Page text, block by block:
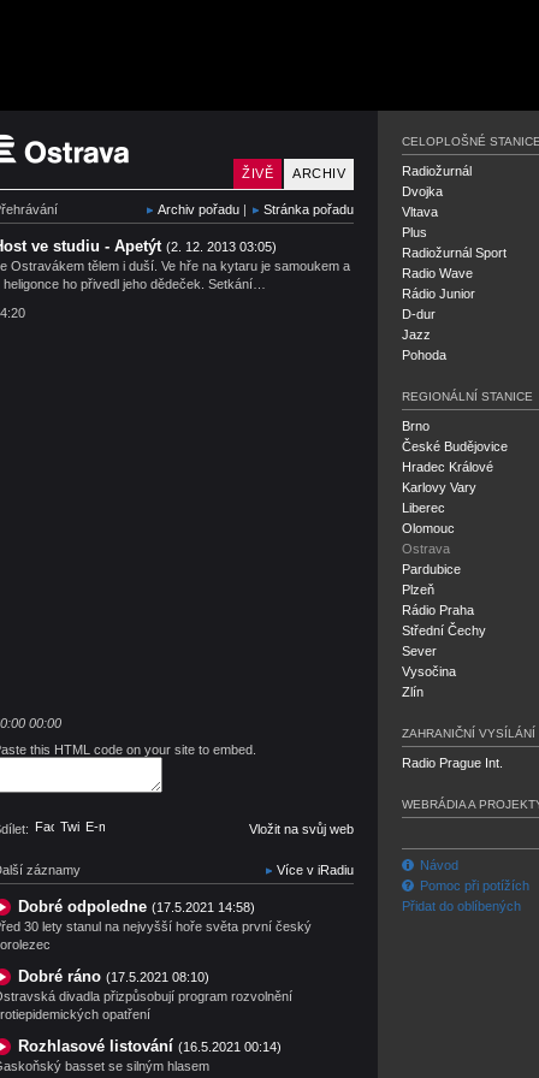
Český rozhlas Ostrava
ARCHIV
ŽIVĚ
Archiv pořadu | Stránka pořadu
ve studiu - Apetýt (2. 12. 2013 03:05)
Ostravákem tělem i duší. Ve hře na kytaru je samoukem a
heligonce ho přivedl jeho dědeček. Setkání…
00:00
this HTML code on your site to embed.
Facebook
TwitterE-mail Vložit na svůj web
záznamy Více v iRadiu
Dobré odpoledne (17.5.2021 14:58)
30 lety stanul na nejvyšší hoře světa první český
Dobré ráno (17.5.2021 08:10)
divadla přizpůsobují program rozvolnění
opatření
Rozhlasové listování (16.5.2021 00:14)
basset se silným hlasem
CELOPLOŠNÉ
Radiožurnál
Dvojka
Vltava
Plus
Radiožurnál Sport
Radio Wave
Rádio Junior
D-dur
Jazz
Pohoda
REGIONÁLNÍ STANICE
Brno
České Budějovice
Hradec Králové
Karlovy Vary
Liberec
Olomouc
Ostrava
Pardubice
Plzeň
Rádio Praha
Střední Čechy
Sever
Vysočina
Zlín
ZAHRANIČNÍ VYSÍLÁNÍ
Radio Prague Int.
WEBRÁDIA A
Návod
Pomoc při potížích
Přidat do oblíbených